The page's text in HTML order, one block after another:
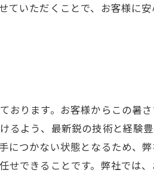
いただくことで、お客様に
ります。お客様からこの暑
るよう、最新鋭の技術と経験
つかない状態となるため、
できることです。弊社では